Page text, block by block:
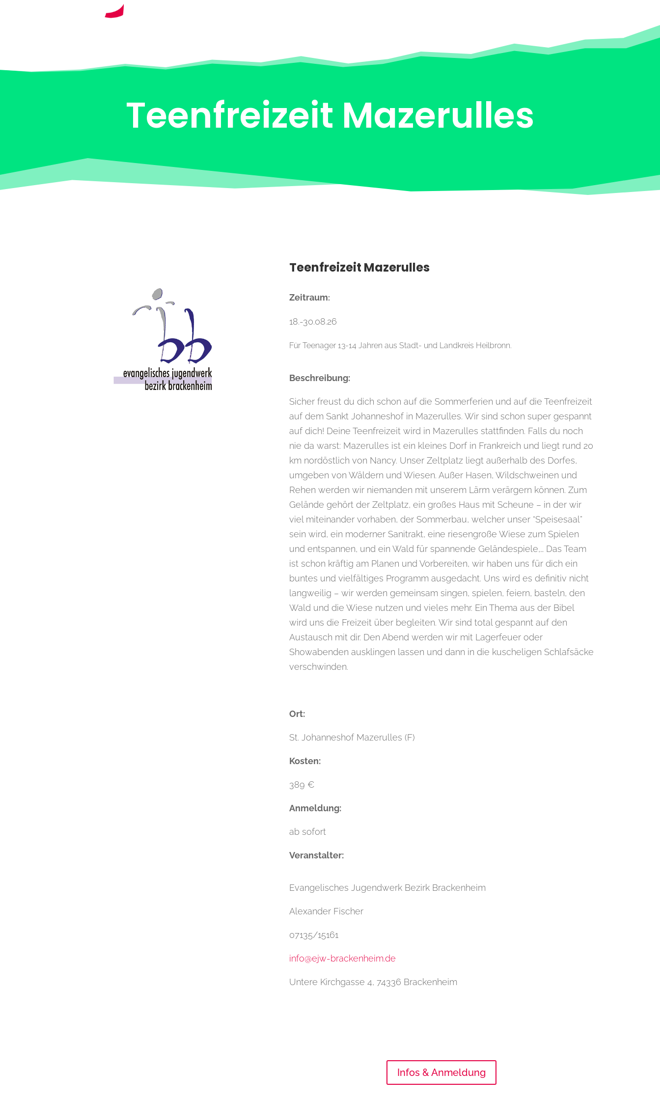
Teenfreizeit Mazerulles
Teenfreizeit Mazerulles
Zeitraum:
18.-30.08.26
Für Teenager 13-14 Jahren aus Stadt- und Landkreis Heilbronn.
Beschreibung:
Sicher freust du dich schon auf die Sommerferien und auf die Teenfreizeit
auf dem Sankt Johanneshof in Mazerulles. Wir sind schon super gespannt
auf dich! Deine Teenfreizeit wird in Mazerulles stattfinden. Falls du noch
nie da warst: Mazerulles ist ein kleines Dorf in Frankreich und liegt rund 20
km nordöstlich von Nancy. Unser Zeltplatz liegt außerhalb des Dorfes,
umgeben von Wäldern und Wiesen. Außer Hasen, Wildschweinen und
Rehen werden wir niemanden mit unserem Lärm verärgern können. Zum
Gelände gehört der Zeltplatz, ein großes Haus mit Scheune – in der wir
viel miteinander vorhaben, der Sommerbau, welcher unser “Speisesaal”
sein wird, ein moderner Sanitrakt, eine riesengroße Wiese zum Spielen
und entspannen, und ein Wald für spannende Geländespiele,… Das Team
ist schon kräftig am Planen und Vorbereiten, wir haben uns für dich ein
buntes und vielfältiges Programm ausgedacht. Uns wird es definitiv nicht
langweilig – wir werden gemeinsam singen, spielen, feiern, basteln, den
Wald und die Wiese nutzen und vieles mehr. Ein Thema aus der Bibel
wird uns die Freizeit über begleiten. Wir sind total gespannt auf den
Austausch mit dir. Den Abend werden wir mit Lagerfeuer oder
Showabenden ausklingen lassen und dann in die kuscheligen Schlafsäcke
verschwinden.
Ort:
St. Johanneshof Mazerulles (F)
Kosten:
389 €
Anmeldung:
ab sofort
Veranstalter:
Evangelisches Jugendwerk Bezirk Brackenheim
Alexander Fischer
07135/15161
info@ejw-brackenheim.de
Untere Kirchgasse 4, 74336 Brackenheim
Infos & Anmeldung